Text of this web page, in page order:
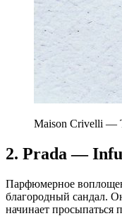
Maison Crivelli —
2. Prada —
Парфюмерное
благородный сандал.
начинает просыпаться